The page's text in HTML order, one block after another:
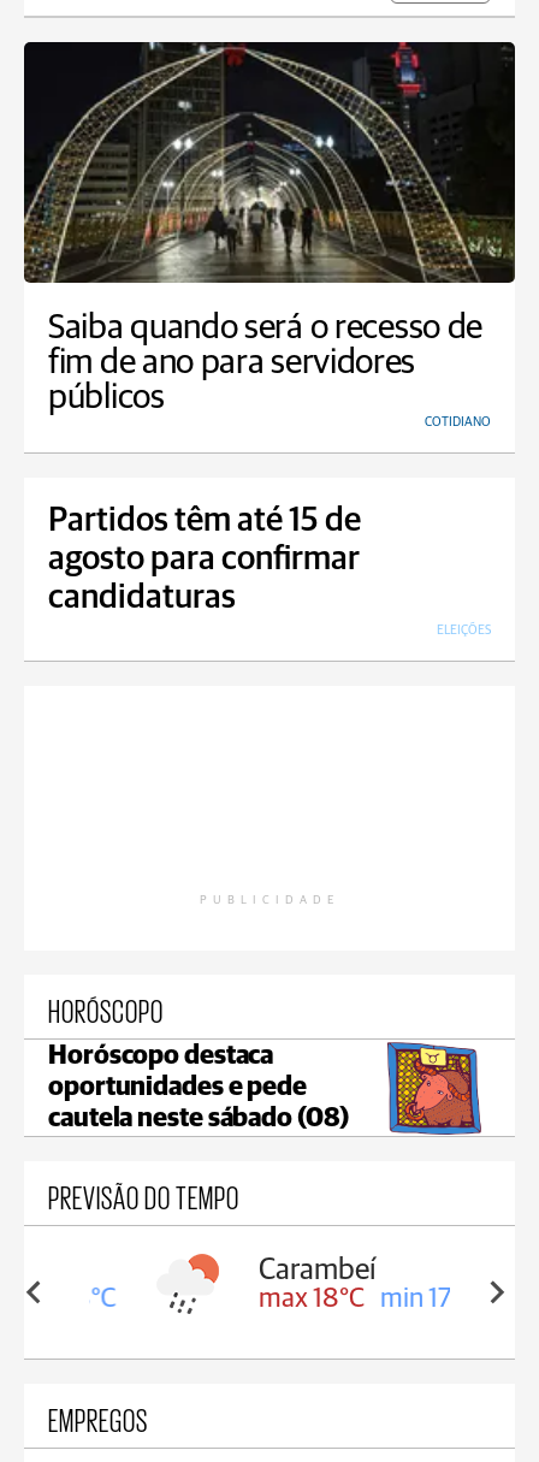
Saiba quando será o recesso de
fim de ano para servidores
públicos
COTIDIANO
Partidos têm até 15 de
agosto para confirmar
candidaturas
ELEIÇÕES
PUBLICIDADE
HORÓSCOPO
Horóscopo destaca
oportunidades e pede
cautela neste sábado (08)
PREVISÃO DO TEMPO
18°C
Carambeí
max 18°C min 17°C
EMPREGOS